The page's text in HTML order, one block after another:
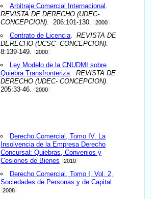
Arbitraje Comercial Internacional
REVISTA DE DERECHO (UDEC-
CONCEPCION) . 206:101-130. 2000
Contrato de Licencia .REVISTA DE
DERECHO (UCSC- CONCEPCION)
8:139-149.
2000
Ley Modelo de la CNUDMI sobre
Quiebra Transfronteriza .REVISTA DE
DERECHO (UDEC- CONCEPCION)
205:33-46.
2000
Derecho Comercial, Tomo IV. La
Insolvencia de la Empresa Derecho
Concursal: Quiebras, Convenios y
Cesiones de Bienes
2010
Derecho Comercial, Tomo I, Vol. 2,
Sociedades de Personas y de Capital
2008